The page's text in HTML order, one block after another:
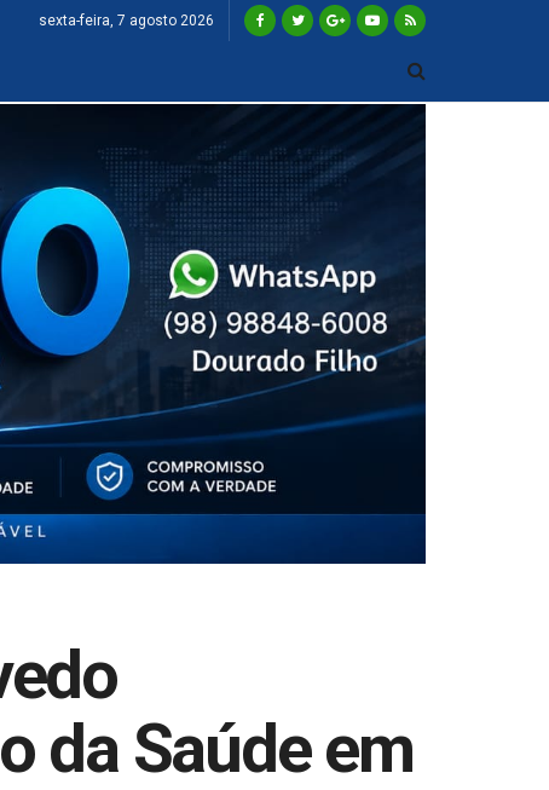
sexta-feira, 7 agosto 2026
da Saúde em